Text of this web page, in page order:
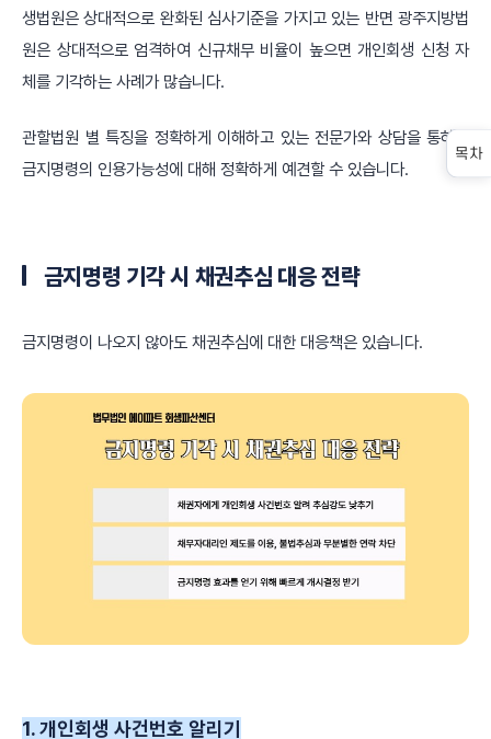
생법원은 상대적으로 완화된 심사기준을 가지고 있는 반면 광주지방법
원은 상대적으로 엄격하여 신규채무 비율이 높으면 개인회생 신청 자
체를 기각하는 사례가 많습니다.
관할법원 별 특징을 정확하게 이해하고 있는 전문가와 상담을 통하여
금지명령의 인용가능성에 대해 정확하게 예견할 수 있습니다.
금지명령 기각 시 채권추심 대응 전략
금지명령이 나오지 않아도 채권추심에 대한 대응책은 있습니다.
1. 개인회생 사건번호 알리기
목차